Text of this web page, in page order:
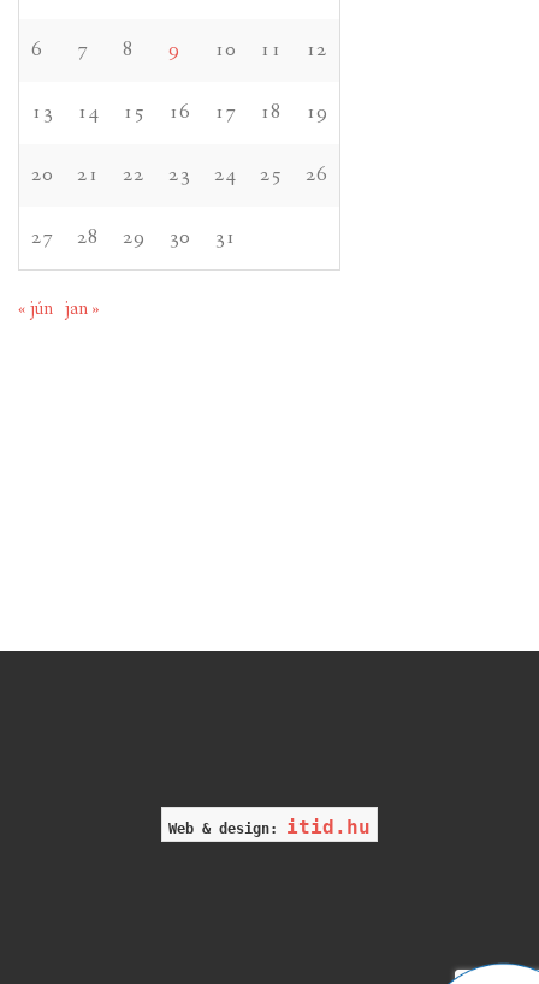
6 7 8 9 10 11 12
13 14 15 16 17 18 19
20 21 22 23 24 25 26
27 28 29 30 31
« jún jan »
Web & design: itid.hu